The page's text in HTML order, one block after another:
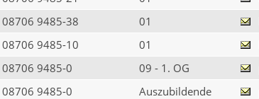
08706 9485-38 01
08706 9485-10 01
08706 9485-0 09 - 1. OG
08706 9485-0 Auszubildende